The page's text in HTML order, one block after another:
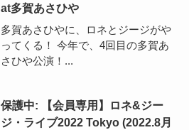
at多賀あさひや
多賀あさひやに、ロネとジージがや
ってくる！ 今年で、4回目の多賀あ
さひや公演！...
保護中: 【会員専用】ロネ&ジー
ジ・ライブ2022 Tokyo (2022.8月